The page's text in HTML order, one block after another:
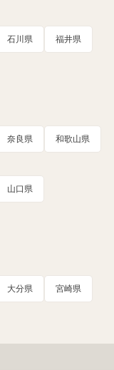
石川県 福井県
奈良県 和歌山県
山口県
大分県 宮崎県